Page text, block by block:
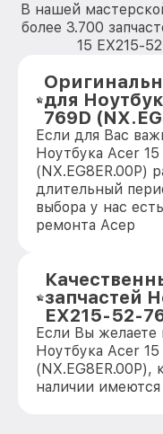
В нашей
более 3.700
15 EX215-
для
769D
Если для Вас
Ноутбука Acer
(NX.EG8ER.00P)
длительный
выбора у нас
ремонта Асер
запчастей
EX215-52-
Если Вы желаете
Ноутбука Acer
наличии